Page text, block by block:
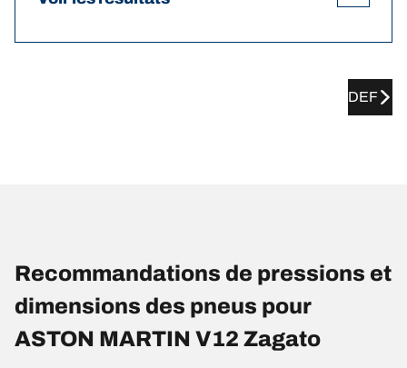
DEF
Recommandations de pressions et
dimensions des pneus pour
ASTON MARTIN V12 Zagato